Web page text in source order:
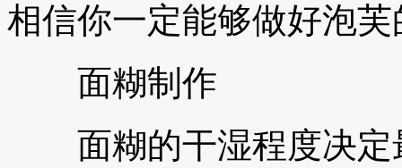
相信你一定能够做好泡芙
面糊制作
面糊的干湿程度决定